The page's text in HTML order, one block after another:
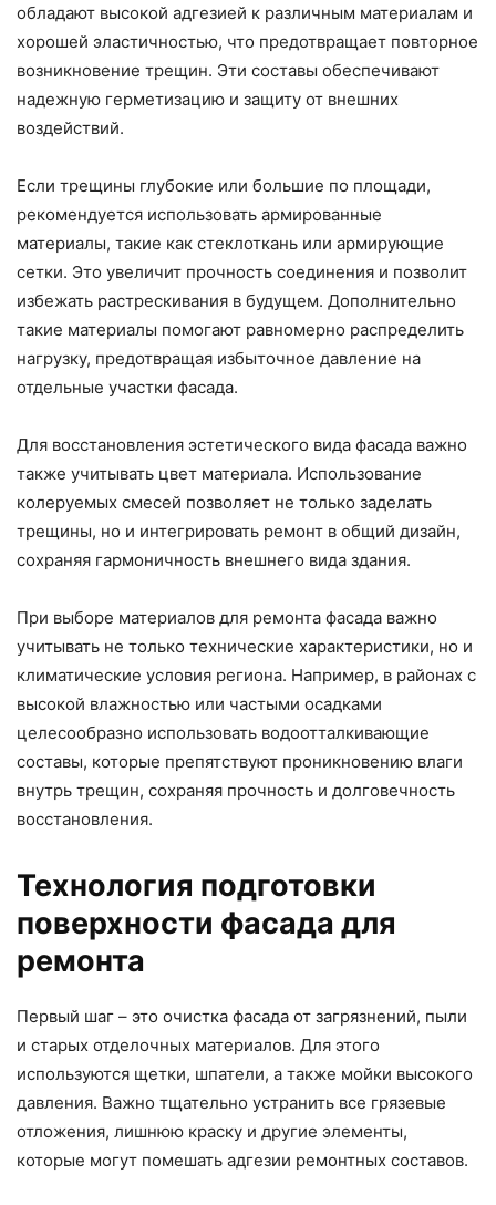
обладают высокой адгезией к различным материалам и
хорошей эластичностью, что предотвращает повторное
возникновение трещин. Эти составы обеспечивают
надежную герметизацию и защиту от внешних
воздействий.
Если трещины глубокие или большие по площади,
рекомендуется использовать армированные
материалы, такие как стеклоткань или армирующие
сетки. Это увеличит прочность соединения и позволит
избежать растрескивания в будущем. Дополнительно
такие материалы помогают равномерно распределить
нагрузку, предотвращая избыточное давление на
отдельные участки фасада.
Для восстановления эстетического вида фасада важно
также учитывать цвет материала. Использование
колеруемых смесей позволяет не только заделать
трещины, но и интегрировать ремонт в общий дизайн,
сохраняя гармоничность внешнего вида здания.
При выборе материалов для ремонта фасада важно
учитывать не только технические характеристики, но и
климатические условия региона. Например, в районах с
высокой влажностью или частыми осадками
целесообразно использовать водоотталкивающие
составы, которые препятствуют проникновению влаги
внутрь трещин, сохраняя прочность и долговечность
восстановления.
Технология подготовки
поверхности фасада для
ремонта
Первый шаг – это очистка фасада от загрязнений, пыли
и старых отделочных материалов. Для этого
используются щетки, шпатели, а также мойки высокого
давления. Важно тщательно устранить все грязевые
отложения, лишнюю краску и другие элементы,
которые могут помешать адгезии ремонтных составов.